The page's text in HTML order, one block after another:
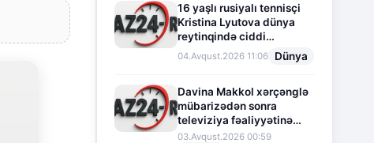
16 yaşlı rusiyalı tennisçi
Kristina Lyutova dünya
reytinqində ciddi
irəliləyişə imza atdı
04.Avqust.2026 11:06 Dünya
Davina Makkol xərçənglə
mübarizədən sonra
televiziya fəaliyyətinə
fasilə verir
03.Avqust.2026 00:59